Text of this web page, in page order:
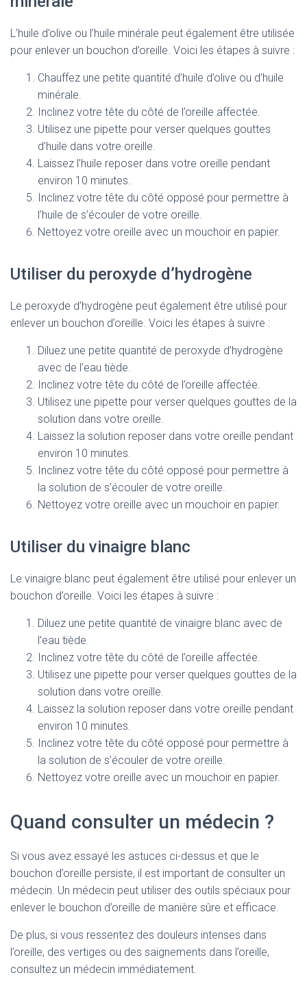
L’huile d’olive ou l’huile minérale peut également être utilisée
pour enlever un bouchon d’oreille. Voici les étapes à suivre :
Chauffez une petite quantité d’huile d’olive ou d’huile
minérale.
Inclinez votre tête du côté de l’oreille affectée.
Utilisez une pipette pour verser quelques gouttes
d’huile dans votre oreille.
Laissez l’huile reposer dans votre oreille pendant
environ 10 minutes.
Inclinez votre tête du côté opposé pour permettre à
l’huile de s’écouler de votre oreille.
Nettoyez votre oreille avec un mouchoir en papier.
Utiliser du peroxyde d’hydrogène
Le peroxyde d’hydrogène peut également être utilisé pour
enlever un bouchon d’oreille. Voici les étapes à suivre :
Diluez une petite quantité de peroxyde d’hydrogène
avec de l’eau tiède.
Inclinez votre tête du côté de l’oreille affectée.
Utilisez une pipette pour verser quelques gouttes de la
solution dans votre oreille.
Laissez la solution reposer dans votre oreille pendant
environ 10 minutes.
Inclinez votre tête du côté opposé pour permettre à
la solution de s’écouler de votre oreille.
Nettoyez votre oreille avec un mouchoir en papier.
Utiliser du vinaigre blanc
Le vinaigre blanc peut également être utilisé pour enlever un
bouchon d’oreille. Voici les étapes à suivre :
Diluez une petite quantité de vinaigre blanc avec de
l’eau tiède.
Inclinez votre tête du côté de l’oreille affectée.
Utilisez une pipette pour verser quelques gouttes de la
solution dans votre oreille.
Laissez la solution reposer dans votre oreille pendant
environ 10 minutes.
Inclinez votre tête du côté opposé pour permettre à
la solution de s’écouler de votre oreille.
Nettoyez votre oreille avec un mouchoir en papier.
Quand consulter un médecin ?
Si vous avez essayé les astuces ci-dessus et que le
bouchon d’oreille persiste, il est important de consulter un
médecin. Un médecin peut utiliser des outils spéciaux pour
enlever le bouchon d’oreille de manière sûre et efficace.
De plus, si vous ressentez des douleurs intenses dans
l’oreille, des vertiges ou des saignements dans l’oreille,
consultez un médecin immédiatement.